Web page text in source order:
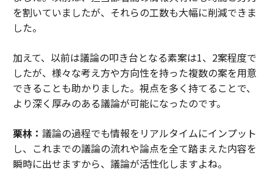
を割いていましたが、それらの工数も大幅に削減できま
した。
加えて、以前は議論の叩き台となる素案は1、2案程度で
したが、様々な考え方や方向性を持った複数の案を用意
できることも助かりました。視点を多く持てることで、
より深く厚みのある議論が可能になったのです。
栗林： 議論の過程でも情報をリアルタイムにインプット
し、これまでの議論の流れや論点を全て踏まえた内容を
瞬時に出せますから、議論が活性化しますよね。